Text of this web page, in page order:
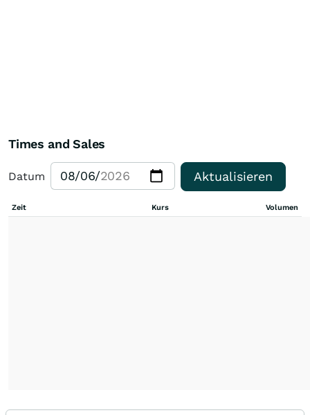
Times and Sales
Datum Aktualisieren
Zeit Kurs Volumen